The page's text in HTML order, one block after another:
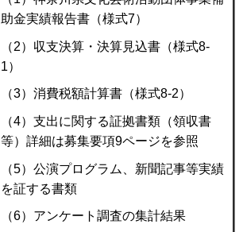
助金実績報告書（様式7）
（2）収支決算・決算見込書（様式8-
1）
（3）消費税額計算書（様式8-2）
（4）支出に関する証拠書類（領収書
等）詳細は募集要項9ページを参照
（5）公演プログラム、新聞記事等実績
を証する書類
（6）アンケート調査の集計結果